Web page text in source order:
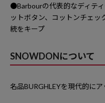
●Barbourの代表的なディテ
ットボタン、コットンチェッ
統をキープ
SNOWDONについて
名品BURGHLEYを現代的にア